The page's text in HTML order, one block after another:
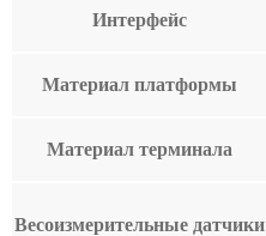
Интерфейс
Материал платформы
Материал терминала
Весоизмерительные датчики